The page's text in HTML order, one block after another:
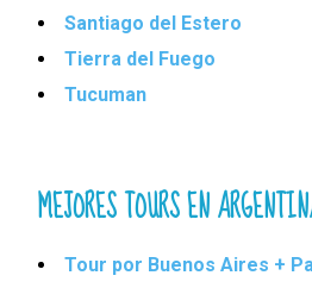
Santiago del Estero
Tierra del Fuego
Tucuman
MEJORES TOURS EN
Tour por Buenos Aires +